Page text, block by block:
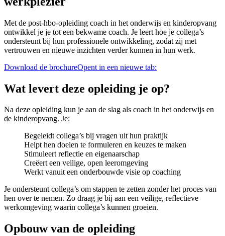
Met de post-hbo-opleiding coach in het onderwijs en kinderopvang
ontwikkel je je tot een bekwame coach. Je leert hoe je collega’s
ondersteunt bij hun professionele ontwikkeling, zodat zij met
vertrouwen en nieuwe inzichten verder kunnen in hun werk.
Download de brochureOpent in een nieuwe tab:
Wat levert deze opleiding je op?
Na deze opleiding kun je aan de slag als coach in het onderwijs en
de kinderopvang. Je:
Begeleidt collega’s bij vragen uit hun praktijk
Helpt hen doelen te formuleren en keuzes te maken
Stimuleert reflectie en eigenaarschap
Creëert een veilige, open leeromgeving
Werkt vanuit een onderbouwde visie op coaching
Je ondersteunt collega’s om stappen te zetten zonder het proces van
hen over te nemen. Zo draag je bij aan een veilige, reflectieve
werkomgeving waarin collega’s kunnen groeien.
Opbouw van de opleiding